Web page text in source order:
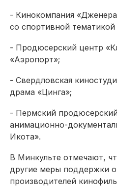
- Кинокомпания
со спортивной тематикой
- Продюсерский центр
«Аэропорт»;
- Свердловская
драма «Цинга»;
- Пермский
анимационно-
Икота».
В Минкульте отмечают,
другие меры поддержки
производителей